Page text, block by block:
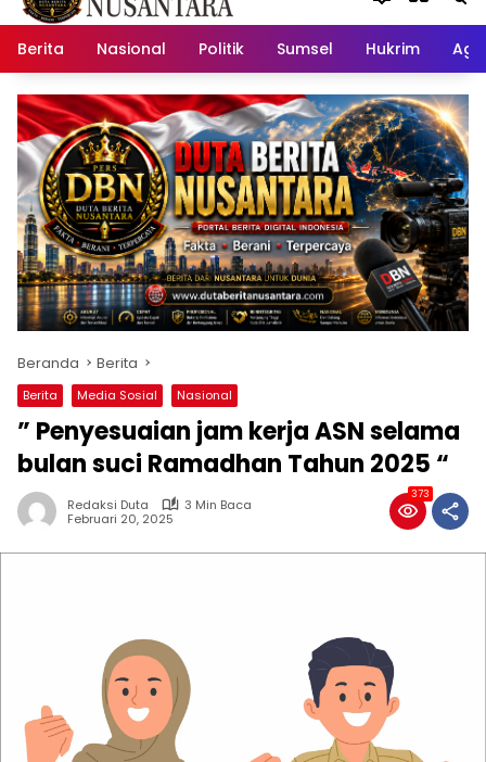
Berita Nasional Politik Sumsel Hukrim
Beranda Berita
Berita Media Sosial Nasional
” Penyesuaian jam kerja ASN selama
bulan suci Ramadhan Tahun 2025 “
Redaksi Duta
3 Min Baca
Februari 20, 2025
373